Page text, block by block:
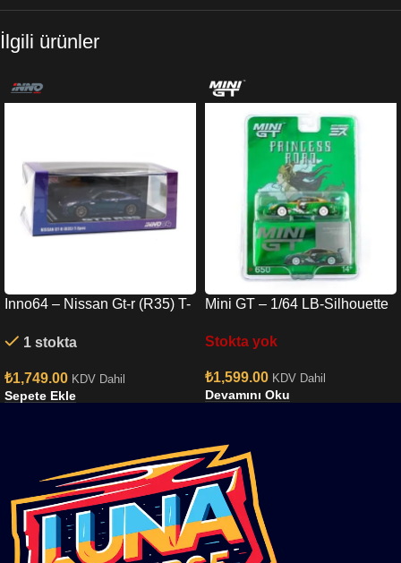
İlgili ürünler
Inno64 – Nissan Gt-r (R35) T-
r35ts-mp
1 stokta
₺1,749.00 KDV Dahil
Sepete Ekle
Mini GT – 1/64 LB-Silhouette
RR Ver.2 PRINCESS RORO
MGT00650
Stokta yok
₺1,599.00 KDV Dahil
Devamını Oku